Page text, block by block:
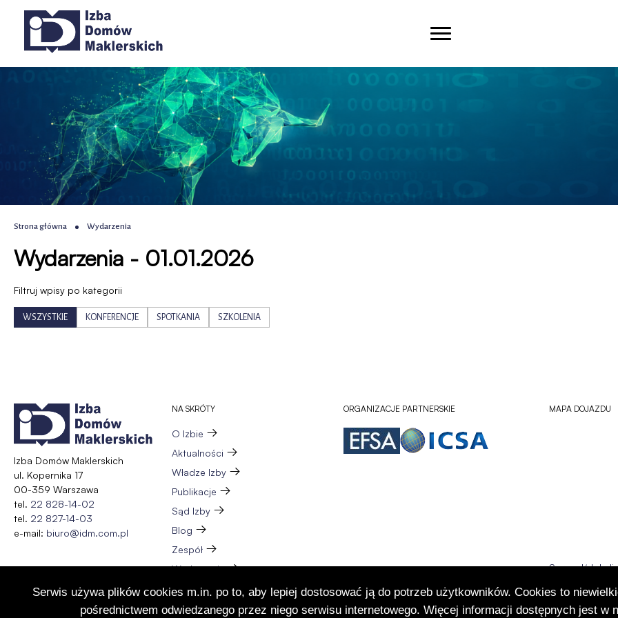
Serwis używa plików cookies m.in. po to, aby lepiej dostosować ją do potrzeb użytkowników. Cookies to
pośrednictwem odwiedzanego przez niego serwisu internetowego. Więcej informacji dostępnych jest w
Wydarzenia
Izba
Domów
Maklerskich
Przejdź
głównego
Przejdź
Przejdź
wyszukiwania
Przejdź
nawigacja
Ścieżka
nawigacyjna
Strona główna Wydarzenia
Wydarzenia - 01.01.2026
Filtruj wpisy po kategorii
WSZYSTKIE KONFERENCJE SPOTKANIA SZKOLENIA
Izba Domów Maklerskich
ul. Kopernika 17
00-359 Warszawa
tel. 22 828-14-02
tel. 22 827-14-03
e-mail: biuro@idm.com.pl
NA SKRÓTY
O Izbie
Aktualności
Władze Izby
Publikacje
Sąd Izby
Blog
Zespół
Wydarzenia
Członkostwo
Kontakt
ORGANIZACJE PARTNERSKIE MAPA DOJAZDU
Sprawdź
się
w
nowej